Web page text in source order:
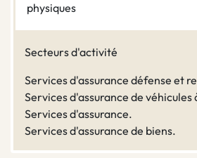
physiques
Secteurs d'activité
Services d'assurance défense et
Services d'assurance de véhicules
Services d'assurance.
Services d'assurance de biens.